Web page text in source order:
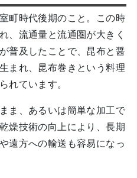
町時代後期のこと。この時
、流通量と流通圏が大きく
普及したことで、昆布と醤
まれ、昆布巻きという料理
れています。
ま、あるいは簡単な加工で
燥技術の向上により、長期
遠方への輸送も容易になっ